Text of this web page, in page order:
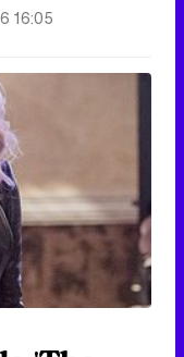
16:05